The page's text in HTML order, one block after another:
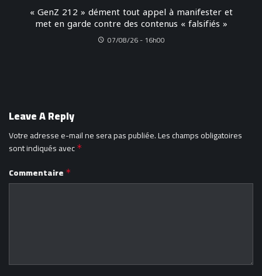
« GenZ 212 » dément tout appel à manifester et
met en garde contre des contenus « falsifiés »
07/08/26 - 16h00
Leave A Reply
Votre adresse e-mail ne sera pas publiée.Les champs obligatoires
sont indiqués avec *
Commentaire *